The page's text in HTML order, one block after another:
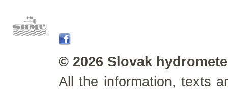
© 2026 Slovak
All the information, texts